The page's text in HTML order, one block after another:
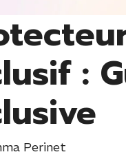
:
Perinet